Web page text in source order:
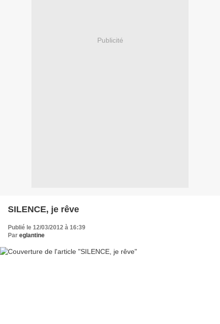
Publicité
SILENCE, je rêve
Publié le 12/03/2012 à 16:39
Par eglantine